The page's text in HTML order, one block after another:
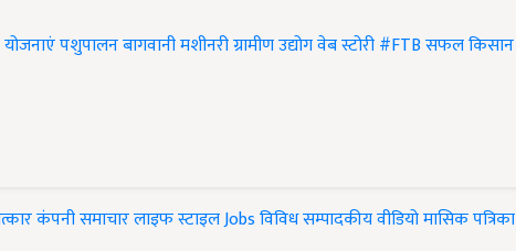
पशुपालनबागवानीमशीनरीग्रामीण उद्योगवेब स्टोरी#FTBसफल किसान
कंपनी समाचारलाइफ स्टाइलJobsविविधसम्पादकीयवीडियोमासिक पत्रिका